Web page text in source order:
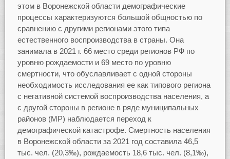
этом в Воронежской области демографические
процессы характеризуются большой общностью по
сравнению с другими регионами этого типа
естественного воспроизводства в страны. Она
занимала в 2021 г. 66 место среди регионов РФ по
уровню рождаемости и 69 место по уровню
смертности, что обуславливает с одной стороны
необходимость исследования ее как типового региона
с негативной системой воспроизводства населения, а
с другой стороны в регионе в ряде муниципальных
районов (МР) наблюдается переход к
демографической катастрофе. Смертность населения
в Воронежской области за 2021 год составила 46,5
тыс. чел. (20,3‰), рождаемость 18,6 тыс. чел. (8,1‰),